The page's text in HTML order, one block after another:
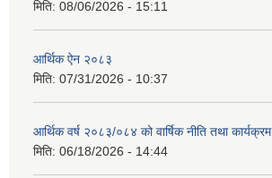
मिति: 08/06/2026 - 15:11
आर्थिक ऐन २०८३
मिति: 07/31/2026 - 10:37
आर्थिक वर्ष २०८३/०८४ को वार्षिक नीति तथा कार्यक्रम
मिति: 06/18/2026 - 14:44